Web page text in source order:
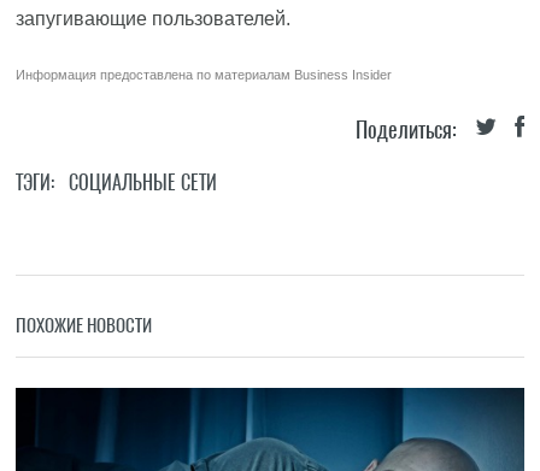
запугивающие пользователей.
Информация предоставлена по материалам Business Insider
Поделиться:
ТЭГИ: СОЦИАЛЬНЫЕ СЕТИ
ПОХОЖИЕ НОВОСТИ